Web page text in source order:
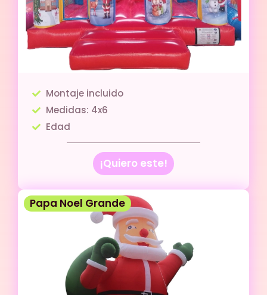
Montaje incluido
Medidas: 4x6
Edad
¡Quiero este!
Papa Noel Grande